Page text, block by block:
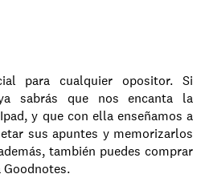
para cualquier opositor. Si
sabrás que nos encanta la
y que con ella enseñamos a
sus apuntes y memorizarlos
también puedes comprar
Goodnotes.